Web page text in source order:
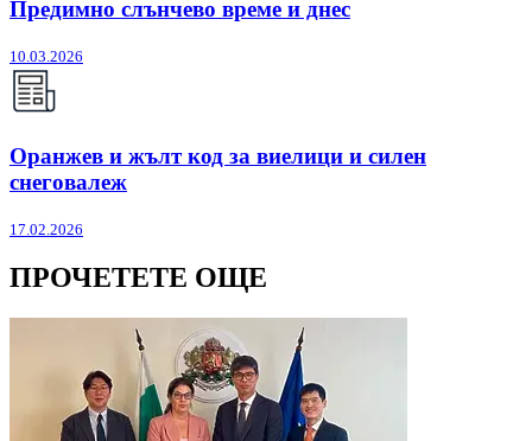
Предимно слънчево време и днес
10.03.2026
Оранжев и жълт код за виелици и силен
снеговалеж
17.02.2026
ПРОЧЕТЕТЕ ОЩЕ